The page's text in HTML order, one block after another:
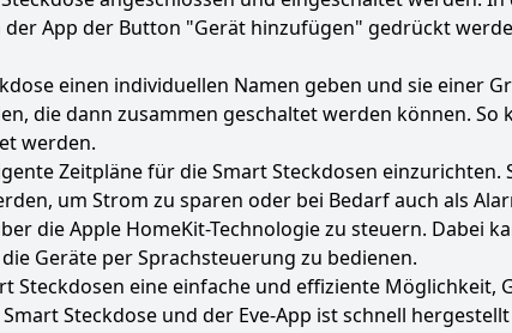
App der Button "Gerät hinzufügen" gedrückt
einen individuellen Namen geben und sie einer
die dann zusammen geschaltet werden können. So
werden.
Zeitpläne für die Smart Steckdosen einzurichten.
um Strom zu sparen oder bei Bedarf auch als
die Apple HomeKit-Technologie zu steuern. Dabei
Geräte per Sprachsteuerung zu bedienen.
Steckdosen eine einfache und effiziente Möglichkeit,
Steckdose und der Eve-App ist schnell